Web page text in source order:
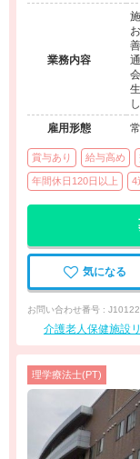
業務内容
雇用形態
賞与あり 給与高め
年間休日120日以上 4
気になる
お問い合わせ番号 :
介護老人保健施設
理学療法士(PT)